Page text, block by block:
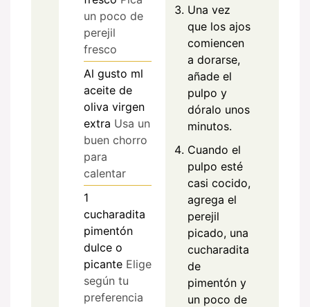
un poco de
perejil
fresco
Al gusto ml
aceite de
oliva virgen
extra Usa un
buen chorro
para
calentar
1
cucharadita
pimentón
dulce o
picante Elige
según tu
preferencia
Una vez
que los ajos
comiencen
a dorarse,
añade el
pulpo y
dóralo unos
minutos.
Cuando el
pulpo esté
casi cocido,
agrega el
perejil
picado, una
cucharadita
de
pimentón y
un poco de